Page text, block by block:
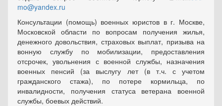
mo@yandex.ru
Консультации (помощь) военных юристов в г. Москве,
Московской области по вопросам получения жилья,
денежного довольствия, страховых выплат, призыва на
вонную службу по мобилизации, предоставления
отсрочек, увольнения с военной службы, назначения
военных пенсий (за выслугу лет (в т.ч. с учетом
гражданского стажа), по потере кормильца, по
инвалидности, получения статуса ветерана военной
службы, боевых действий.